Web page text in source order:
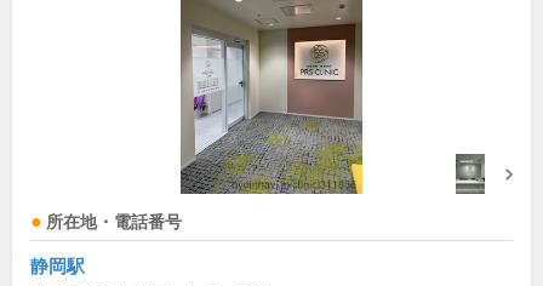
所在地・電話番号
静岡駅